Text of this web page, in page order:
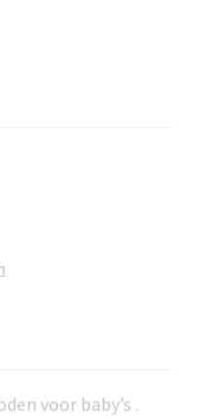
voor baby’s .